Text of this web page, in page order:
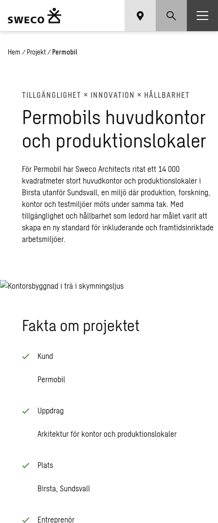
Hem / Projekt / Permobil
TILL­GÄNG­LIG­HET × IN­NO­VA­TION × HÅLL­BAR­HET
Per­mo­bils hu­vud­kon­tor
och pro­duk­tions­lo­ka­ler
För Permobil har Sweco Architects ritat ett 14 000
kvadratmeter stort huvudkontor och produktionslokaler i
Birsta utanför Sundsvall, en miljö där produktion, forskning,
kontor och testmiljöer möts under samma tak. Med
tillgänglighet och hållbarhet som ledord har målet varit att
skapa en ny standard för inkluderande och framtidsinriktade
arbetsmiljöer.
Fakta om pro­jek­tet
Kund
Permobil
Uppdrag
Arkitektur för kontor och produktionslokaler
Plats
Birsta, Sundsvall
Entreprenör